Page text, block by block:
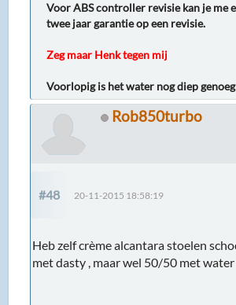
Voor ABS controller revisie kan je me
twee jaar garantie op een revisie.
Zeg maar Henk tegen mij
Voorlopig is het water nog diep
Rob850turbo
#48 20-11-2015 18:58:19
Heb zelf crème alcantara stoelen
met dasty , maar wel 50/50 met water